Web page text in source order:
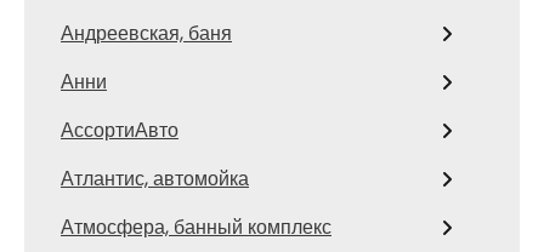
Андреевская, баня
Анни
АссортиАвто
Атлантис, автомойка
Атмосфера, банный комплекс